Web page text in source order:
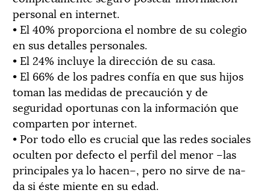
personal en internet.
• El 40% proporciona el nombre de su colegio
en sus detalles personales.
• El 24% incluye la dirección de su casa.
• El 66% de los padres confía en que sus hijos
toman las medidas de precaución y de
seguridad oportunas con la información que
comparten por internet.
• Por todo ello es crucial que las redes sociales
oculten por defecto el perfil del menor –las
principales ya lo hacen–, pero no sirve de na-
da si éste miente en su edad.